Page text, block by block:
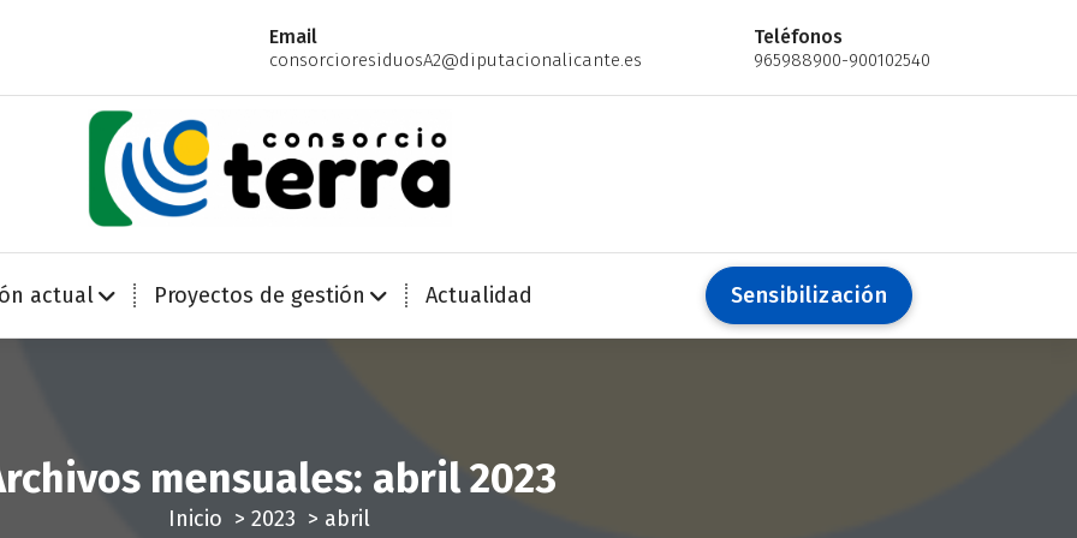
Email
consorcioresiduosA2@diputacionalicante.es
Teléfonos
965988900-900102540
actual Proyectos de gestión Actualidad Sensibilización
mensuales: abril 2023
Inicio > 2023 > abril